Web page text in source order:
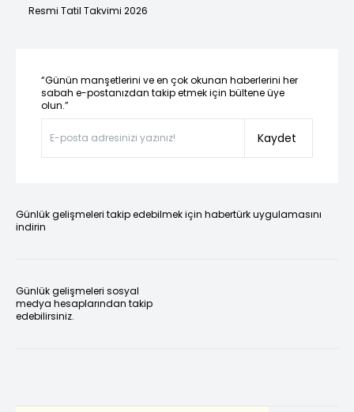
Resmi Tatil Takvimi 2026
“Günün manşetlerini ve en çok okunan haberlerini her
sabah e-postanızdan takip etmek için bültene üye
olun.”
Kaydet
Günlük gelişmeleri takip edebilmek için habertürk uygulamasını
indirin
Günlük gelişmeleri sosyal
medya hesaplarından takip
edebilirsiniz.